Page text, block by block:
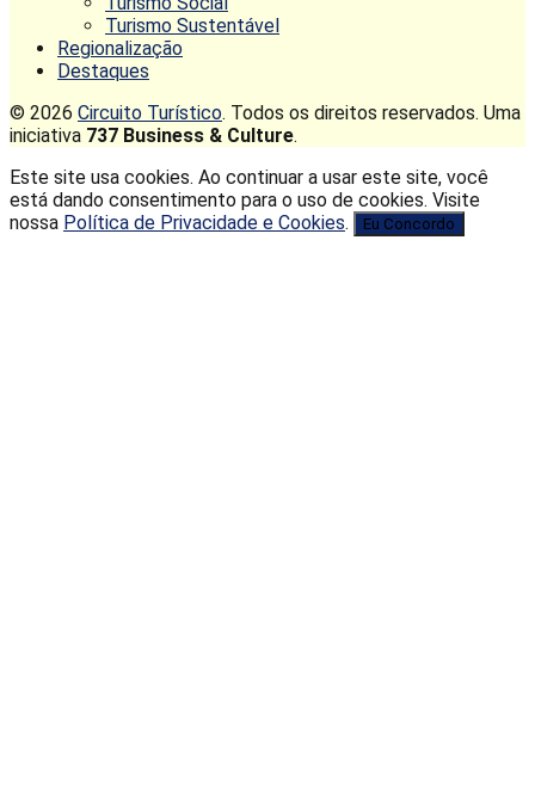
Turismo Sustentável
Regionalização
Destaques
© 2026 Circuito Turístico. Todos os direitos reservados. Uma
iniciativa 737 Business & Culture.
Este site usa cookies. Ao continuar a usar este site, você
está dando consentimento para o uso de cookies. Visite
nossa Política de Privacidade e Cookies. Eu Concordo